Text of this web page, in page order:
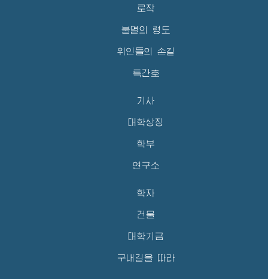
로작
불멸의 령도
위인들의 손길
특간호
기사
대학상징
학부
연구소
학자
건물
대학기금
구내길을 따라